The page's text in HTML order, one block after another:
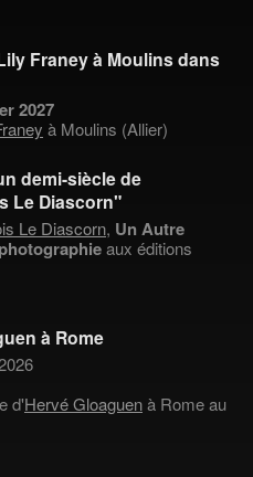
Franey à Moulins dans
2027
à Moulins (Allier)
demi-siècle de
Le Diascorn"
Le Diascorn, Un Autre
aux éditions
à Rome
d'Hervé Gloaguenà Rome au